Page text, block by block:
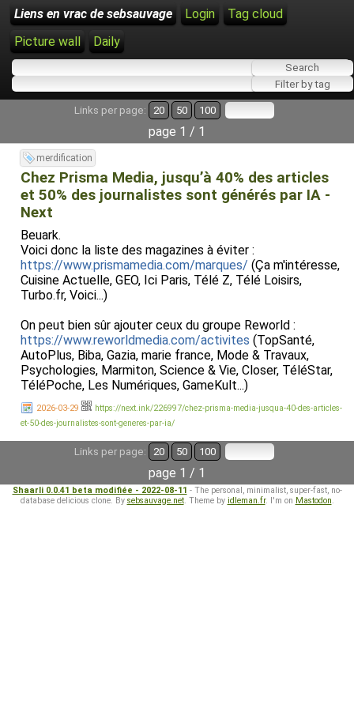
Liens en vrac de sebsauvage Login
Tag cloud
Picture wall
Daily
Links per page: 20 50 100
page 1 / 1
merdification
Chez Prisma Media, jusqu’à 40% des articles
et 50% des journalistes sont générés par IA -
Next
Beuark.
Voici donc la liste des magazines à éviter :
https://www.prismamedia.com/marques/ (Ça m'intéresse,
Cuisine Actuelle, GEO, Ici Paris, Télé Z, Télé Loisirs,
Turbo.fr, Voici...)
On peut bien sûr ajouter ceux du groupe Reworld :
https://www.reworldmedia.com/activites (TopSanté,
AutoPlus, Biba, Gazia, marie france, Mode & Travaux,
Psychologies, Marmiton, Science & Vie, Closer, TéléStar,
TéléPoche, Les Numériques, GameKult...)
2026-03-29
https://next.ink/226997/chez-prisma-media-jusqua-40-des-articles-
et-50-des-journalistes-sont-generes-par-ia/
Links per page: 20 50 100
page 1 / 1
Shaarli 0.0.41 beta modifiée - 2022-08-11 - The personal, minimalist, super-fast, no-
database delicious clone. By sebsauvage.net. Theme by idleman.fr. I'm on Mastodon.